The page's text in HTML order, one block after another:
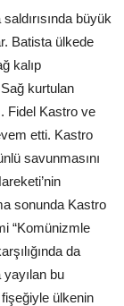
büyük
Batista ülkede
kalıp
kurtulan
Fidel Kastro ve
etti. Kastro
savunmasını
sonunda Kastro
“Komünizmle
da
bu
ülkenin